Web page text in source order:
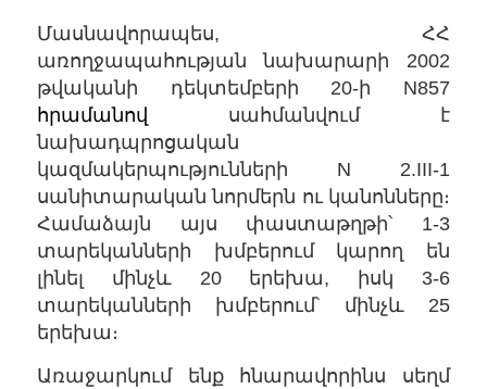
Մասնավորապես, ՀՀ
առողջապահության նախարարի 2002
թվականի դեկտեմբերի 20-ի N857
հրամանով սահմանվում է
նախադպրոցական
կազմակերպությունների N 2.III-1
սանիտարական նորմերն ու կանոնները։
Համաձայն այս փաստաթղթի՝ 1-3
տարեկանների խմբերում կարող են
լինել մինչև 20 երեխա, իսկ 3-6
տարեկանների խմբերում՝ մինչև 25
երեխա։
Առաջարկում ենք հնարավորինս սեղմ